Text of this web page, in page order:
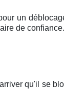
un
de confiance.
qu'il se